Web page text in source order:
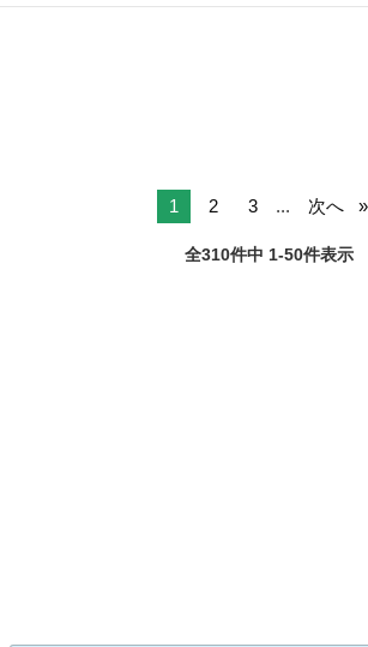
かわいい
1 2 3 ... 次へ
全310件中 1-50件表示